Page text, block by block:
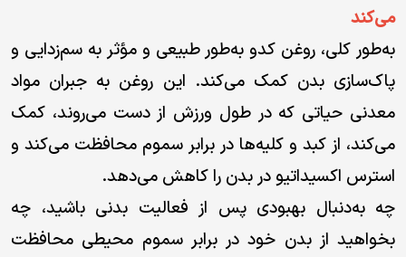
می‌کند
به‌طور کلی، روغن کدو به‌طور طبیعی و مؤثر به سم‌زدایی و
پاک‌سازی بدن کمک می‌کند. این روغن به جبران مواد
معدنی حیاتی که در طول ورزش از دست می‌روند، کمک
می‌کند، از کبد و کلیه‌ها در برابر سموم محافظت می‌کند و
استرس اکسیداتیو در بدن را کاهش می‌دهد.
چه به‌دنبال بهبودی پس از فعالیت بدنی باشید، چه
بخواهید از بدن خود در برابر سموم محیطی محافظت